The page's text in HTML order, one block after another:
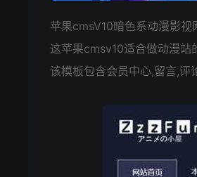
苹果cmsV10暗色系动漫影
这苹果cmsv10适合做动漫站
该模板包含会员中心,留言,评